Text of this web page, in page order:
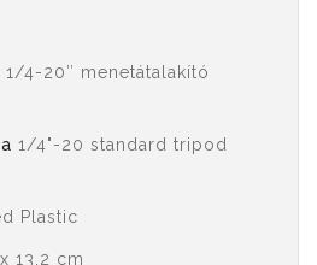
1/4-20″ menetátalakító
1/4"-20 standard tripod
Plastic
13.2 cm